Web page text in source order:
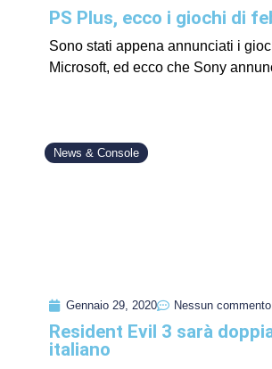
PS Plus, ecco i giochi di
Sono stati appena annunciati i
Microsoft, ed ecco che Sony
News & Console
Gennaio 29, 2020 Nessun commento
Resident Evil 3 sarà
italiano